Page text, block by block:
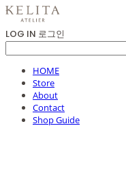
LOG IN 로그인
HOME
Store
About
Contact
Shop Guide